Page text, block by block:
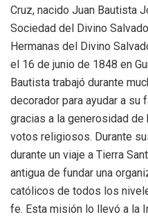
Cruz, nacido Juan Bautista
Sociedad del Divino
Hermanas del Divino
el 16 de junio de 1848 en
Bautista trabajó durante
decorador para ayudar a
gracias a la generosidad
votos religiosos. Durante
durante un viaje a Tierra
antigua de fundar una
católicos de todos los
fe. Esta misión lo llevó a la